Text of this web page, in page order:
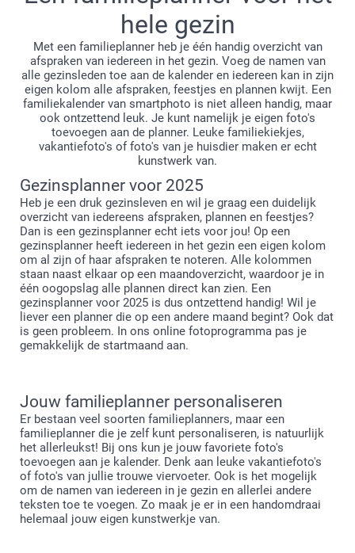
hele gezin
Met een familieplanner heb je één handig overzicht van
afspraken van iedereen in het gezin. Voeg de namen van
alle gezinsleden toe aan de kalender en iedereen kan in zijn
eigen kolom alle afspraken, feestjes en plannen kwijt. Een
familiekalender van smartphoto is niet alleen handig, maar
ook ontzettend leuk. Je kunt namelijk je eigen foto's
toevoegen aan de planner. Leuke familiekiekjes,
vakantiefoto's of foto's van je huisdier maken er echt
kunstwerk van.
Gezinsplanner voor 2025
Heb je een druk gezinsleven en wil je graag een duidelijk
overzicht van iedereens afspraken, plannen en feestjes?
Dan is een gezinsplanner echt iets voor jou! Op een
gezinsplanner heeft iedereen in het gezin een eigen kolom
om al zijn of haar afspraken te noteren. Alle kolommen
staan naast elkaar op een maandoverzicht, waardoor je in
één oogopslag alle plannen direct kan zien. Een
gezinsplanner voor 2025 is dus ontzettend handig! Wil je
liever een planner die op een andere maand begint? Ook dat
is geen probleem. In ons online fotoprogramma pas je
gemakkelijk de startmaand aan.
Jouw familieplanner personaliseren
Er bestaan veel soorten familieplanners, maar een
familieplanner die je zelf kunt personaliseren, is natuurlijk
het allerleukst! Bij ons kun je jouw favoriete foto's
toevoegen aan je kalender. Denk aan leuke vakantiefoto's
of foto's van jullie trouwe viervoeter. Ook is het mogelijk
om de namen van iedereen in je gezin en allerlei andere
teksten toe te voegen. Zo maak je er in een handomdraai
helemaal jouw eigen kunstwerkje van.